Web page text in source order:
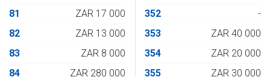
81
ZAR 17 000
82
ZAR 13 000
83
ZAR 8 000
84
ZAR 280 000
352
-
353
ZAR 40 000
354
ZAR 20 000
355
ZAR 30 000